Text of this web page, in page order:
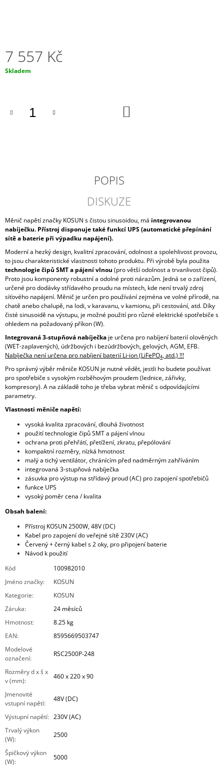
7 557 Kč
Měrná
Skladem
POPIS
DISKUZE
Měnič napětí značky KOSUN s čistou sinusoidou, má integrovanou
nabíječku. Přístroj disponuje takéfunkcí UPS(automatické přepínání
sítě a baterie při výpadku napájení).
Moderní a hezký design, kvalitní zpracování, odolnost a spolehlivost provozu,
to jsou charakteristické vlastnosti tohoto produktu. Při výrobě byla použita
technologie čipů SMT a pájení vlnou (pro větší odolnost a trvanlivost čipů).
Proto jsou komponenty robustní a odolné proti nárazům. Jedná se o zařízení,
určené pro dodávky střídavého proudu na místech, kde není trvalý zdroj
síťového napájení. Měnič je určen pro používání zejména ve volné přírodě, na
chatě anebo chalupě, na lodi, v karavanu, v kamionu, při cestování, atd. Díky
čisté sinusoidě na výstupu, je možné použití pro různé elektrické spotřebiče s
ohledem na požadovaný příkon (W).
Integrovaná 3-stupňová nabíječka je určena pro nabíjení baterií olověných
(WET-zaplavených), údržbových i bezúdržbových, gelových, AGM, EFB.
Nabíječka není určena pro nabíjení baterií Li-ion (LiFePO4, atd.) !!!
Pro správný výběr měniče KOSUN je nutné vědět, jestli ho budete používat
pro spotřebiče s vysokým rozběhovým proudem (lednice, zářivky,
kompresory). A na základě toho je třeba vybrat měnič s odpovídajícími
parametry.
Vlastnosti měniče napětí:
vysoká kvalita zpracování, dlouhá životnost
použití technologie čipů SMT a pájení vlnou
ochrana proti přehřátí, přetížení, zkratu, přepólování
kompaktní rozměry, nízká hmotnost
malý a tichý ventilátor, chránícím před nadměrným zahříváním
integrovaná 3-stupňová nabíječka
zásuvka pro výstup na střídavý proud (AC) pro zapojení spotřebičů
funkce UPS
vysoký poměr cena / kvalita
Obsah balení:
Přístroj KOSUN 2500W, 48V (DC)
Kabel pro zapojení do veřejné sítě 230V (AC)
Červený + černý kabel s 2 oky, pro připojení baterie
Návod k použití
Kód
100982010
Jméno značky:
KOSUN
Kategorie:
KOSUN
Záruka:
24 měsíců
Hmotnost:
8.25 kg
EAN:
8595669503747
Modelové
označení:
RSC2500P-248
Rozměry d x š x
v (mm):
460 x 220 x 90
Jmenovité
vstupní napětí:
48V (DC)
Výstupní napětí: 230V (AC)
Trvalý výkon
(W):
2500
Špičkový výkon
(W):
5000
MOTOBATERIE
YUASA
1